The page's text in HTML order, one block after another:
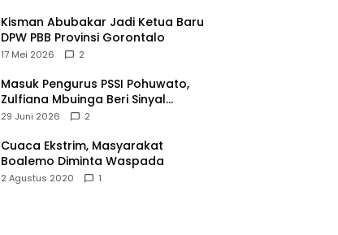
Kisman Abubakar Jadi Ketua Baru
DPW PBB Provinsi Gorontalo
17 Mei 2026 2
Masuk Pengurus PSSI Pohuwato,
Zulfiana Mbuinga Beri Sinyal
Dampingi Nasir di Arena Politik ?
29 Juni 2026 2
Cuaca Ekstrim, Masyarakat
Boalemo Diminta Waspada
2 Agustus 2020 1